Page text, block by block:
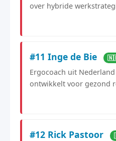
over hybride
#11 Inge de Bie
Ergocoach uit
ontwikkelt voor gezond
#12 Rick Pastoor